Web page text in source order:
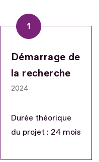
1
Démarrage de
la recherche
2024
Durée théorique
du projet : 24 mois